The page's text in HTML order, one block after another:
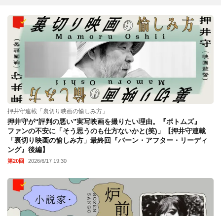
押井守連載「裏切り映画の愉しみ方」
押井守が“評判の悪い”実写映画を撮りたい理由。『ボトムズ』
ファンの不安に「そう思うのも仕方ないかと(笑)」【押井守連載
「裏切り映画の愉しみ方」最終回『バーン・アフター・リーディ
ング』後編】
第20回 2026/6/17 19:30